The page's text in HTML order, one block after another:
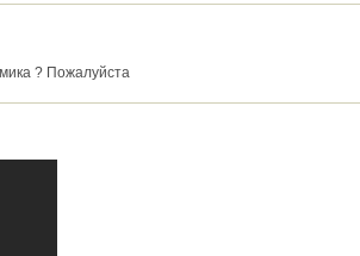
? Пожалуйста